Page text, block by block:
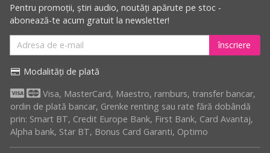
Pentru promoții, știri audio, noutăți apărute pe stoc -
abonează-te acum gratuit la newsletter!
înscriere
Modalități de plată
Visa, MasterCard, Maestro, ramburs, transfer bancar,
ordin de plată bancar, Grenke renting sau rate fără dobândă
prin: Smart BT, Credit Europe Bank, First Bank, Card Avantaj,
Alpha bank, Star BT, Bonus Card Garanti, Optimo